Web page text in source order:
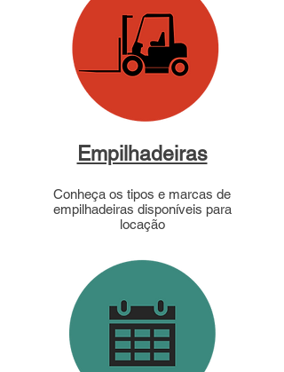
Empilhadeiras
Conheça os tipos e marcas de
empilhadeiras disponíveis para
locação